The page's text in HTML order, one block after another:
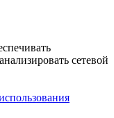
сетевой